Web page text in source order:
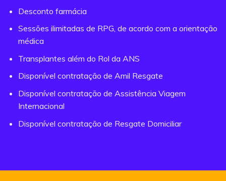
Desconto farmácia
Sessões ilimitadas de RPG, de acordo com a orientação
médica
Transplantes além do Rol da ANS
Disponível contratação de Amil Resgate
Disponível contratação de Assistência Viagem
Internacional
Disponível contratação de Resgate Domiciliar